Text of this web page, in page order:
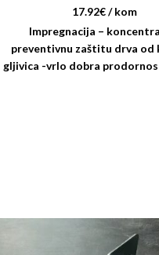
17.92€/ kom
Impregnacija –
preventivnu zaštitu drva od
gljivica -vrlo dobra